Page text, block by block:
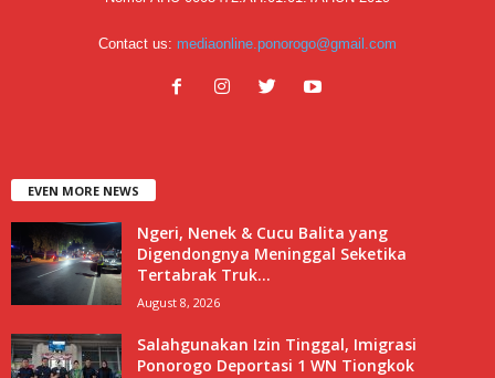
Contact us: mediaonline.ponorogo@gmail.com
EVEN MORE NEWS
Ngeri, Nenek & Cucu Balita yang
Digendongnya Meninggal Seketika
Tertabrak Truk...
August 8, 2026
Salahgunakan Izin Tinggal, Imigrasi
Ponorogo Deportasi 1 WN Tiongkok